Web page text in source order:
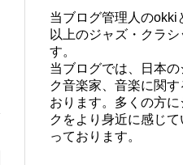
当ブログ管理人のokki
以上のジャズ・クラ
す。
当ブログでは、日本
ク音楽家、音楽に関
おります。多くの方
クをより身近に感じ
っております。